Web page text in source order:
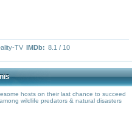
TV IMDb: 8.1 / 10
hosts on their last chance to succeed
wildlife predators & natural disasters